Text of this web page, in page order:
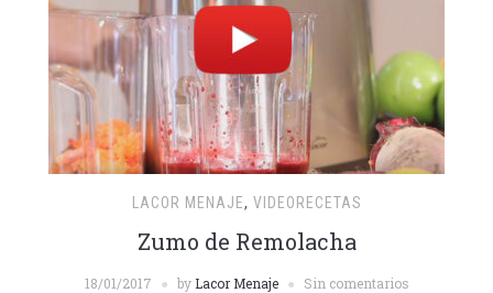
LACOR MENAJE, VIDEORECETAS
Zumo de Remolacha
18/01/2017 by Lacor Menaje Sin comentarios